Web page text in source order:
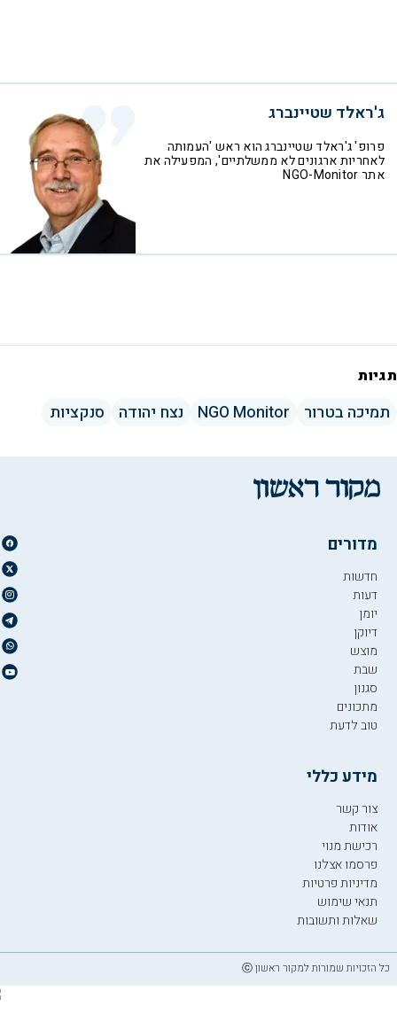
ג'ראלד שטיינברג
פרופ' ג'ראלד שטיינברג הוא ראש 'העמותה
לאחריות ארגונים לא ממשלתיים', המפעילה את
אתר NGO-Monitor
תגיות
תמיכה בטרור NGO Monitor נצח יהודה סנקציות
מדורים
חדשות
דעות
יומן
דיוקן
מוצש
שבת
סגנון
מתכונים
טוב לדעת
מידע כללי
צור קשר
אודות
רכישת מנוי
פרסמו אצלנו
מדיניות פרטיות
תנאי שימוש
שאלות ותשובות
כל הזכויות שמורות למקור ראשון ⓒ